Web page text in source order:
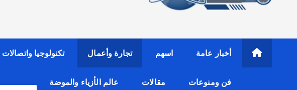
ى
أخبار عامة اسهم تجارة وأعمال تكنولوجيا واتصالات
فن ومنوعات مقالات
عالم الأزياء والموضة